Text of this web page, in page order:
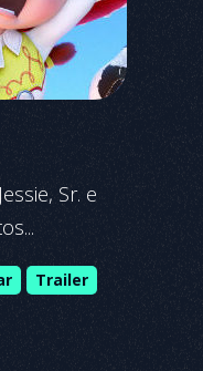
Sr. e
Trailer